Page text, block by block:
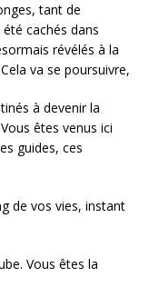
tant de
cachés dans
révélés à la
va se poursuivre,
à devenir la
êtes venus ici
guides, ces
de vos vies, instant
Vous êtes la